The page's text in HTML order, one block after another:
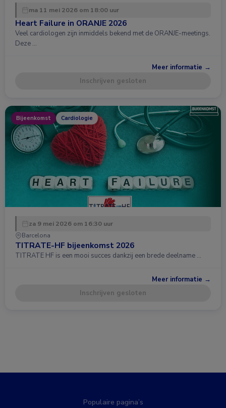
ma 11 mei 2026 om 18:00 uur
Heart Failure in ORANJE 2026
Veel cardiologen zijn inmiddels bekend met de ORANJE-meetings.
Deze …
Meer informatie →
Inschrijven gesloten
Bijeenkomst Cardiologie
za 9 mei 2026 om 16:30 uur
Barcelona
TITRATE-HF bijeenkomst 2026
TITRATE HF is een mooi succes dankzij een brede deelname …
Meer informatie →
Inschrijven gesloten
Populaire pagina’s